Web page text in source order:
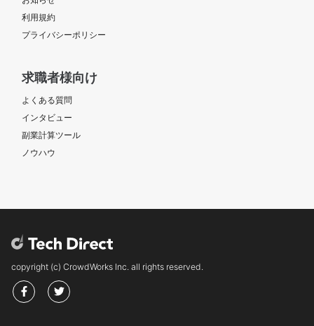
利用規約
プライバシーポリシー
求職者様向け
よくある質問
インタビュー
副業計算ツール
ノウハウ
copyright (c) CrowdWorks Inc. all rights reserved.